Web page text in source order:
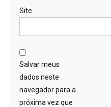
Site
Salvar meus
dados neste
navegador para a
próxima vez que